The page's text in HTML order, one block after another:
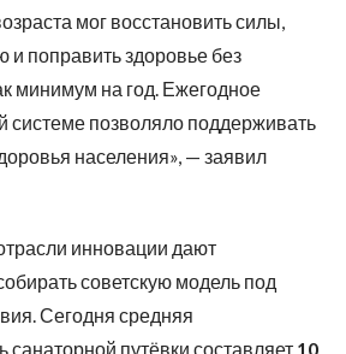
мог восстановить силы,
и поправить здоровье без
минимум на год. Ежегодное
системе позволяло поддерживать
населения», — заявил
инновации дают
советскую модель под
Сегодня средняя
санаторной путёвки составляет 10